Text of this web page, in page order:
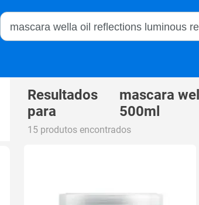
Buscar no Magalu
Resultados
para
mascara
500ml
15 produtos encontrados